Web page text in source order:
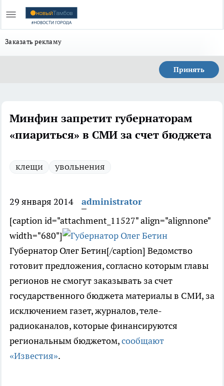
Заказать рекламу
Принять
Минфин запретит губернаторам
«пиариться» в СМИ за счет бюджета
клещи увольнения
29 января 2014
administrator
[caption id="attachment_11527" align="alignnone"
width="680"]
Губернатор Олег Бетин[/caption] Ведомство
готовит предложения, согласно которым главы
регионов не смогут заказывать за счет
государственного бюджета материалы в СМИ, за
исключением газет, журналов, теле-
радиоканалов, которые финансируются
региональным бюджетом,сообщают
«Известия».